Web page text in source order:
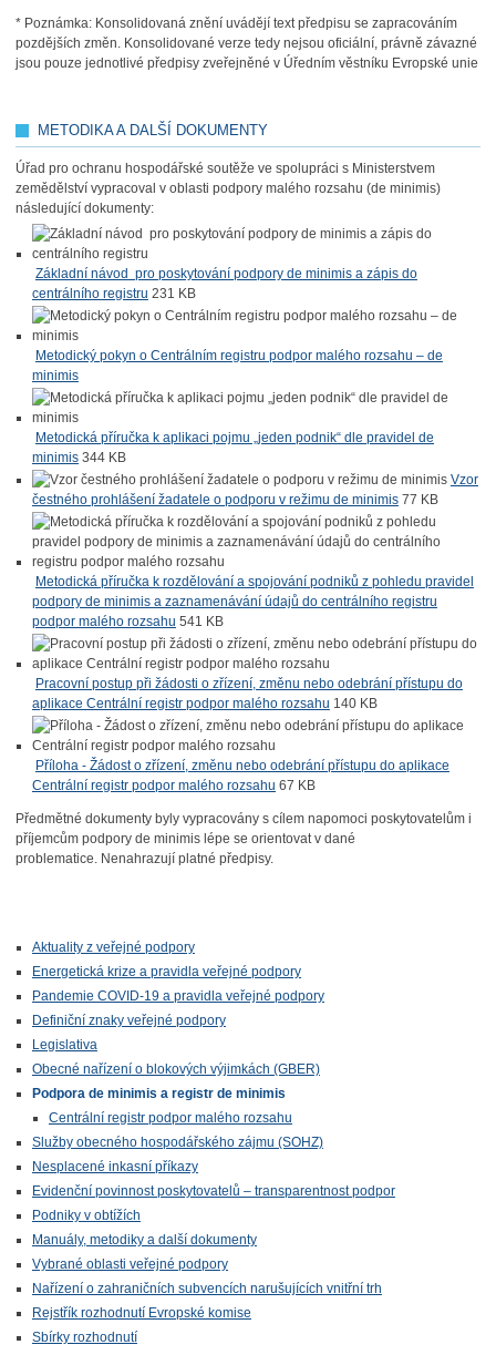
* Poznámka: Konsolidovaná znění uvádějí text předpisu se zapracováním
pozdějších změn. Konsolidované verze tedy nejsou oficiální, právně závazné
jsou pouze jednotlivé předpisy zveřejněné v Úředním věstníku Evropské unie
METODIKA A DALŠÍ DOKUMENTY
Úřad pro ochranu hospodářské soutěže ve spolupráci s Ministerstvem
zemědělství vypracoval v oblasti podpory malého rozsahu (de minimis)
následující dokumenty:
Základní návod pro poskytování podpory de minimis a zápis do
centrálního registru 231 KB
Metodický pokyn o Centrálním registru podpor malého rozsahu – de
minimis
Metodická příručka k aplikaci pojmu „jeden podnik“ dle pravidel de
minimis344 KB
Vzor
čestného prohlášení žadatele o podporu v režimu de minimis77 KB
Metodická příručka k rozdělování a spojování podniků z pohledu pravidel
podpory de minimis a zaznamenávání údajů do centrálního registru
podpor malého rozsahu 541 KB
Pracovní postup při žádosti o zřízení, změnu nebo odebrání přístupu do
aplikace Centrální registr podpor malého rozsahu 140 KB
Příloha - Žádost o zřízení, změnu nebo odebrání přístupu do aplikace
Centrální registr podpor malého rozsahu 67 KB
Předmětné dokumenty byly vypracovány s cílem napomoci poskytovatelům i
příjemcům podpory de minimis lépe se orientovat v dané
problematice. Nenahrazují platné předpisy.
Aktuality z veřejné podpory
Energetická krize a pravidla veřejné podpory
Pandemie COVID-19 a pravidla veřejné podpory
Definiční znaky veřejné podpory
Legislativa
Obecné nařízení o blokových výjimkách (GBER)
Podpora de minimis a registr de minimis
Centrální registr podpor malého rozsahu
Služby obecného hospodářského zájmu (SOHZ)
Nesplacené inkasní příkazy
Evidenční povinnost poskytovatelů – transparentnost podpor
Podniky v obtížích
Manuály, metodiky a další dokumenty
Vybrané oblasti veřejné podpory
Nařízení o zahraničních subvencích narušujících vnitřní trh
Rejstřík rozhodnutí Evropské komise
Sbírky rozhodnutí